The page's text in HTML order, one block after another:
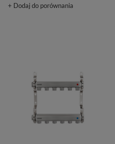
+ Dodaj do porównania